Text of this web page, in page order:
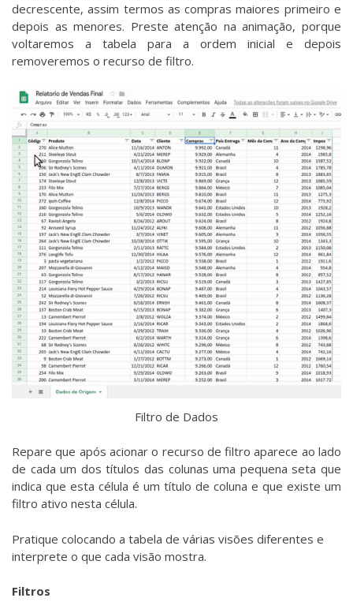
decrescente, assim termos as compras maiores primeiro e
depois as menores. Preste atenção na animação, porque
voltaremos a tabela para a ordem inicial e depois
removeremos o recurso de filtro.
Filtro de Dados
Repare que após acionar o recurso de filtro aparece ao lado
de cada um dos títulos das colunas uma pequena seta que
indica que esta célula é um título de coluna e que existe um
filtro ativo nesta célula.
Pratique colocando a tabela de várias visões diferentes e
interprete o que cada visão mostra.
Filtros